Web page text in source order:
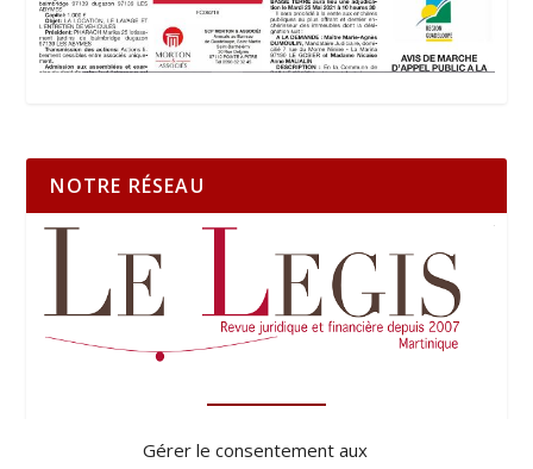
Gérer le consentement aux
NOTRE RÉSEAU